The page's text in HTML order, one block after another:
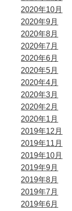
2020年10月
2020年9月
2020年8月
2020年7月
2020年6月
2020年5月
2020年4月
2020年3月
2020年2月
2020年1月
2019年12月
2019年11月
2019年10月
2019年9月
2019年8月
2019年7月
2019年6月